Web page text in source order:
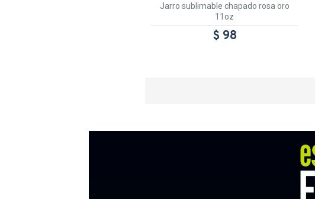
Jarro sublimable chapado rosa oro
11oz
$ 98